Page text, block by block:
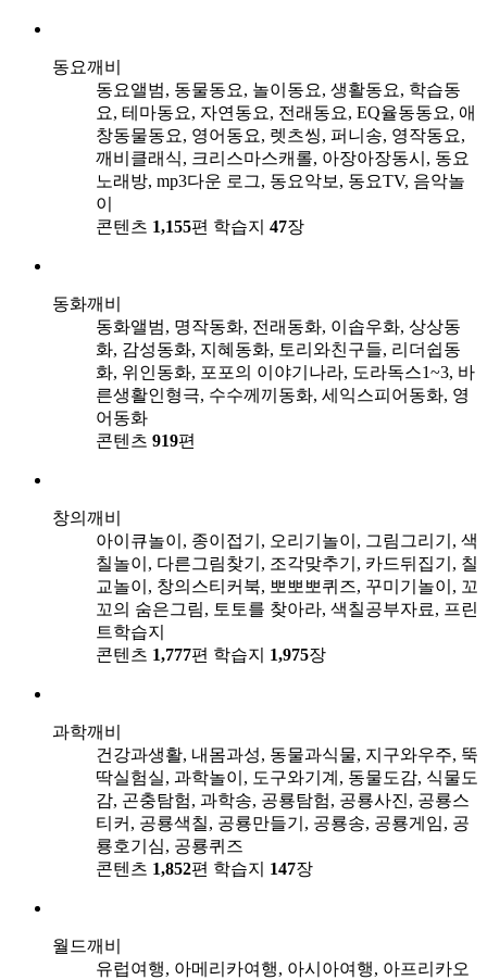
동요깨비
동요앨범, 동물동요, 놀이동요, 생활동요, 학습동
요, 테마동요, 자연동요, 전래동요, EQ율동동요, 애
창동물동요, 영어동요, 렛츠씽, 퍼니송, 영작동요,
깨비클래식, 크리스마스캐롤, 아장아장동시, 동요
노래방, mp3다운 로그, 동요악보, 동요TV, 음악놀
이
콘텐츠 1,155편 학습지 47장
동화깨비
동화앨범, 명작동화, 전래동화, 이솝우화, 상상동
화, 감성동화, 지혜동화, 토리와친구들, 리더쉽동
화, 위인동화, 포포의 이야기나라, 도라독스1~3, 바
른생활인형극, 수수께끼동화, 세익스피어동화, 영
어동화
콘텐츠 919편
창의깨비
아이큐놀이, 종이접기, 오리기놀이, 그림그리기, 색
칠놀이, 다른그림찾기, 조각맞추기, 카드뒤집기, 칠
교놀이, 창의스티커북, 뽀뽀뽀퀴즈, 꾸미기놀이, 꼬
꼬의 숨은그림, 토토를 찾아라, 색칠공부자료, 프린
트학습지
콘텐츠 1,777편 학습지 1,975장
과학깨비
건강과생활, 내몸과성, 동물과식물, 지구와우주, 뚝
딱실험실, 과학놀이, 도구와기계, 동물도감, 식물도
감, 곤충탐험, 과학송, 공룡탐험, 공룡사진, 공룡스
티커, 공룡색칠, 공룡만들기, 공룡송, 공룡게임, 공
룡호기심, 공룡퀴즈
콘텐츠 1,852편 학습지 147장
월드깨비
유럽여행, 아메리카여행, 아시아여행, 아프리카오